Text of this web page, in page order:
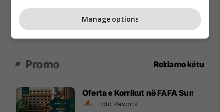
Promo Reklamo këtu
Oferta e Korrikut në FAFA Sun
Fafa Resorts
Manage options